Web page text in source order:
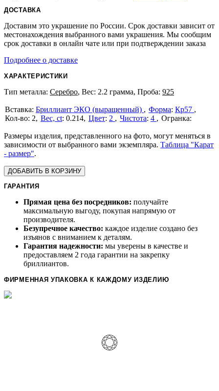
ДОСТАВКА
Доставим это украшение по России. Срок доставки зависит от
местонахождения выбранного вами украшения. Мы сообщим
срок доставки в онлайн чате или при подтверждении заказа
Подробнее о доставке
ХАРАКТЕРИСТИКИ
Тип металла: Серебро, Вес: 2.2 грамма, Проба: 925
Бриллиант ЭКО (выращенный) Форма: Кр57
2
Вес, ct: 0.214 Цвет: 2 Чистота: 4
Размеры изделия, представленного на фото, могут меняться в
зависимости от выбранного вами экземпляра. Таблица "Карат
- размер".
ДОБАВИТЬ В КОРЗИНУ
ГАРАНТИЯ
Прямая цена без посредников: получайте
максимальную выгоду, покупая напрямую от
производителя.
Безупречное качество: каждое изделие создано без
изъянов с вниманием к деталям.
Гарантия надежности: мы уверены в качестве и
предоставляем 2 года гарантии на закрепку
бриллиантов.
ФИРМЕННАЯ УПАКОВКА К КАЖДОМУ ИЗДЕЛИЮ